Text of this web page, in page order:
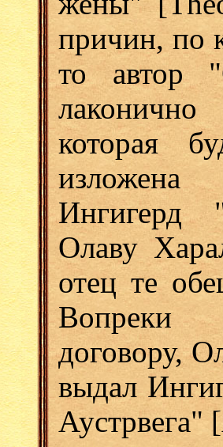
причин, по
то автор
которая
Ингигерд
Олаву
отец те
Вопреки
договору,
выдал
Аустрвега"